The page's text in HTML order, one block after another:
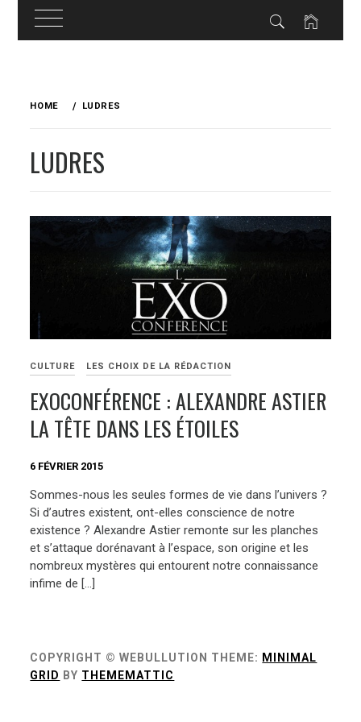
HOME LUDRES
LUDRES
CULTURE LES CHOIX DE LA RÉDACTION
EXOCONFÉRENCE : ALEXANDRE ASTIER
LA TÊTE DANS LES ÉTOILES
6 FÉVRIER 2015
Sommes-nous les seules formes de vie dans l’univers ?
Si d’autres existent, ont-elles conscience de notre
existence ? Alexandre Astier remonte sur les planches
et s’attaque dorénavant à l’espace, son origine et les
nombreux mystères qui entourent notre connaissance
infime de […]
COPYRIGHT © WEBULLUTION THEME: MINIMAL
GRID BY THEMEMATTIC